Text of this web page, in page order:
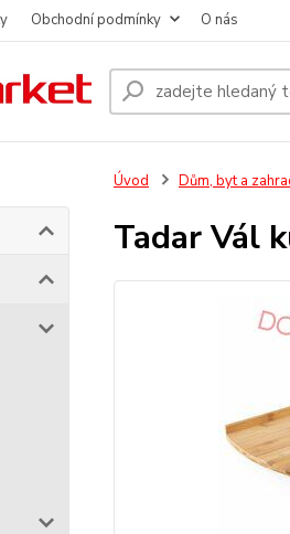
Obchodní podmínky O nás
Úvod Dům, byt a
Tadar Vál